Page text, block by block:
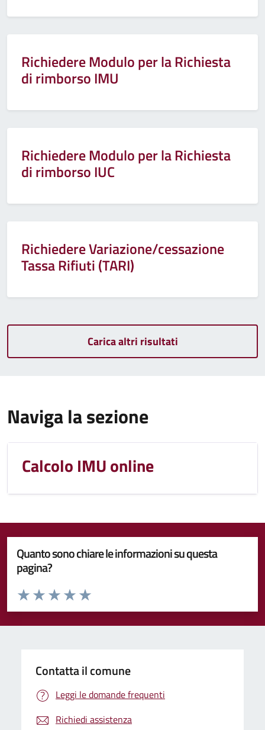
Richiedere Modulo per la Richiesta
di rimborso IMU
Richiedere Modulo per la Richiesta
di rimborso IUC
Richiedere Variazione/cessazione
Tassa Rifiuti (TARI)
Carica altri risultati
Naviga la sezione
Calcolo IMU online
Quanto sono chiare le informazioni su questa
pagina?
Valuta da 1 a 5 stelle la pagina
Valuta 5 stelle su 5
Valuta 4 stelle su 5
Valuta 3 stelle su 5
Valuta 2 stelle su 5
Valuta 1 stelle su 5
Contatta il comune
Leggi le domande frequenti
Richiedi assistenza